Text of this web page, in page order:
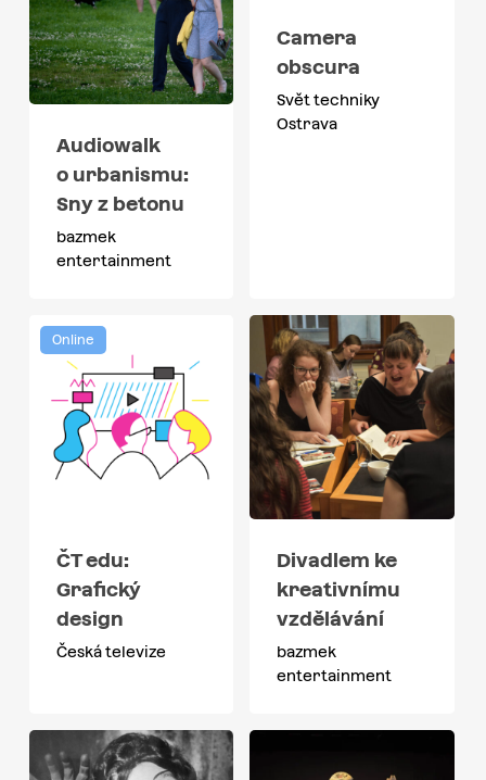
Audiowalk
o urbanismu:
Sny z betonu
bazmek
entertainment
Camera
obscura
Svět techniky
Ostrava
Online
ČT edu:
Grafický
design
Česká televize
Divadlem ke
kreativnímu
vzdělávání
bazmek
entertainment